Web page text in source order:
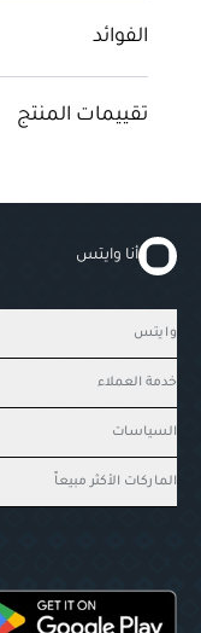
الفوائد
تقييمات المنتج
أنا وايتس
وايتس
خدمة العملاء
السياسات
الماركات الأكثر مبيعاً